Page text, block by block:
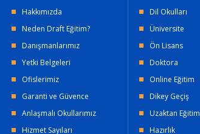
Hakkımızda
Neden Draft Eğitim?
Danışmanlarımız
Yetki Belgeleri
Ofislerimiz
Garanti ve Güvence
Anlaşmalı Okullarımız
Hizmet Sayıları
Dil Okulları
Üniversite
Ön Lisans
Doktora
Online Eğitim
Dikey Geçiş
Uzaktan Eğitim
Hazırlık